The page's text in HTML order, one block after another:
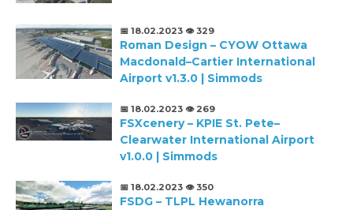
📅 18.02.2023 👁️ 329
Roman Design – CYOW Ottawa
Macdonald–Cartier International
Airport v1.3.0 | Simmods
📅 18.02.2023 👁️ 269
FSXcenery – KPIE St. Pete–
Clearwater International Airport
v1.0.0 | Simmods
📅 18.02.2023 👁️ 350
FSDG – TLPL Hewanorra